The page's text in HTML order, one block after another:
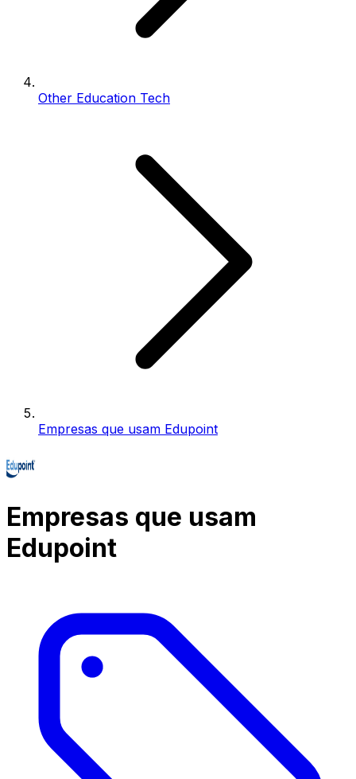
Other Education Tech
Empresas que usam Edupoint
Empresas que usam
Edupoint